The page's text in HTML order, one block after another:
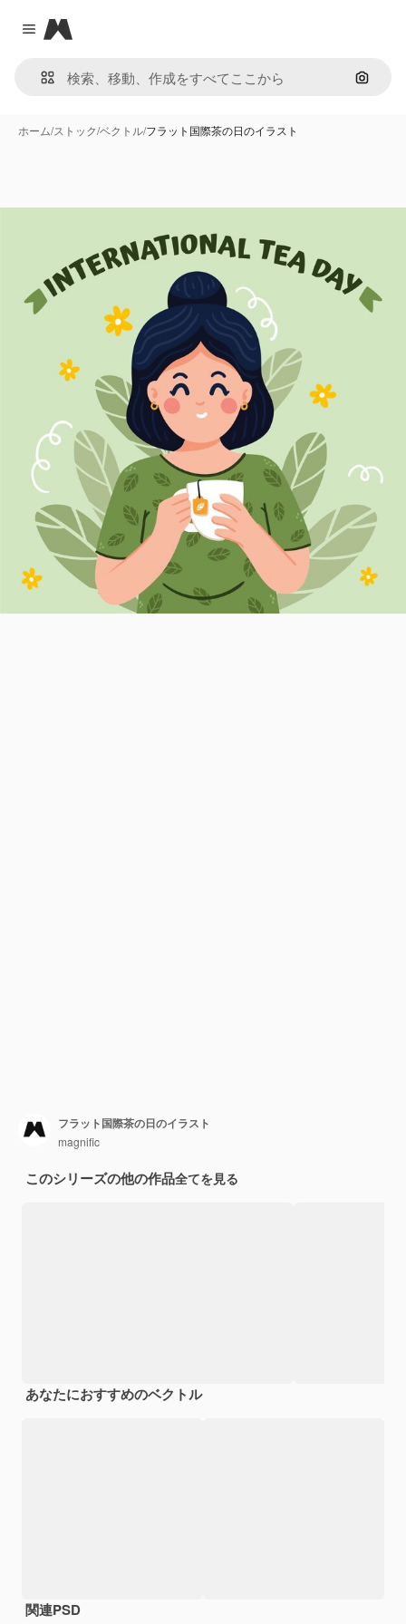
Close menu
Magnific
画像で
ホーム/ストック/ベクトル/フラット国際茶の日のイラスト
フラット国際茶の日のイラスト
magnific
このシリーズの他の作品全てを見る
あなたにおすすめのベクトル
関連PSD